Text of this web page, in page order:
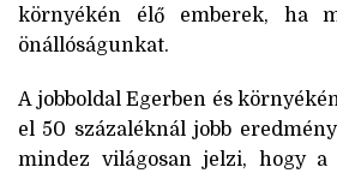
környékén élő emberek, ha
önállóságunkat.
A jobboldal Egerben és
el 50 százaléknál jobb
mindez világosan jelzi, hogy a